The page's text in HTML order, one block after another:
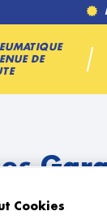
DE
Cookies